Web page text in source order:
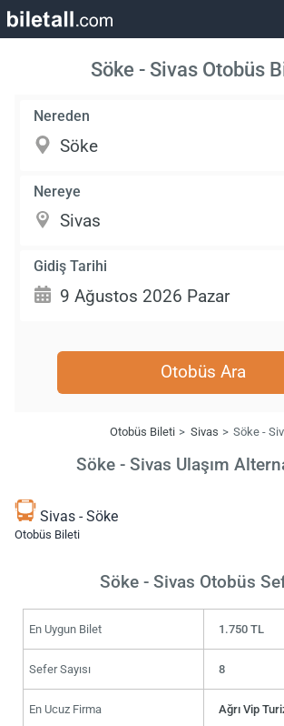
Söke - Sivas Otobüs
Nereden
Nereye
Gidiş Tarihi
Otobüs Ara
Otobüs Bileti Sivas Söke -
Söke - Sivas Ulaşım
Sivas - Söke
Otobüs Bileti
Söke - Sivas Otobüs
En Uygun Bilet 1.750 TL
Sefer Sayısı 8
En Ucuz Firma Ağrı Vip